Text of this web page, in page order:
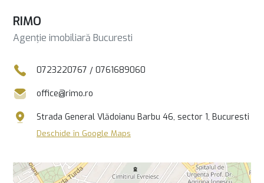
RIMO
Agenție imobiliară Bucuresti
0723220767 / 0761689060
office@rimo.ro
Strada General Vlădoianu Barbu 46, sector 1, Bucuresti
Deschide în Google Maps